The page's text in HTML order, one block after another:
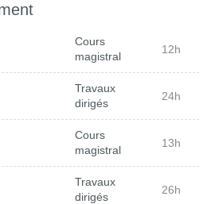
Cours
magistral
12h
Travaux
dirigés
24h
Cours
magistral
13h
Travaux
dirigés
26h